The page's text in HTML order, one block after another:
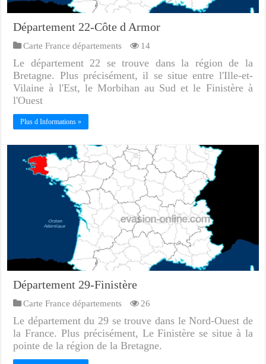
Département 22-Côte d Armor
Carte France départements 14
Le département 22 se trouve dans la région de la
Bretagne. Plus précisément, il se situe entre l'Ille-et-
Vilaine à l'Est, le Morbihan au Sud et le Finistère à
l'Ouest
Plus d Informations »
Département 29-Finistère
Carte France départements 26
Le département du 29 se trouve dans le Nord-Ouest de
la France. Plus précisément, Le Finistère se situe à la
pointe de la région de la Bretagne.